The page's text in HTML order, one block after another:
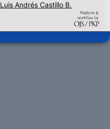
Luis Andrés Castillo B.